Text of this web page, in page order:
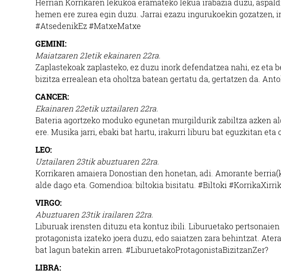
Herrian Korrikaren lekukoa eramateko lekua irabazia duzu,
hemen ere zurea egin duzu. Jarrai ezazu ingurukoekin
#AtsedenikEz #MatxeMatxe
GEMINI:
Maiatzaren 21etik ekainaren 22ra.
Zaplastekoak zaplasteko, ez duzu inork defendatzea nahi, ez
bizitza errealean eta oholtza batean gertatu da, gertatzen da.
CANCER:
Ekainaren 22etik uztailaren 22ra.
Bateria agortzeko moduko egunetan murgildurik zabiltza azken
ere. Musika jarri, ebaki bat hartu, irakurri liburu bat eguzkitan eta
LEO:
Uztailaren 23tik abuztuaren 22ra.
Korrikaren amaiera Donostian den honetan, adi. Amorante
alde dago eta. Gomendioa: biltokia bisitatu. #Biltoki
VIRGO:
Abuztuaren 23tik irailaren 22ra.
Liburuak irensten dituzu eta kontuz ibili. Liburuetako
protagonista izateko joera duzu, edo saiatzen zara behintzat.
bat lagun batekin arren. #LiburuetakoProtagonistaBizitzanZer?
LIBRA: